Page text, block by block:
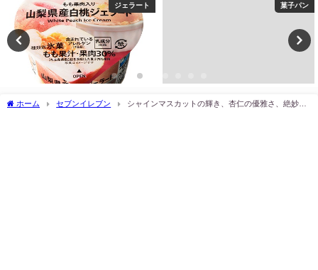
ジェラート 菓子パン
ホーム セブンイレブン
シャインマスカットの輝き、杏仁の優雅さ、絶妙な